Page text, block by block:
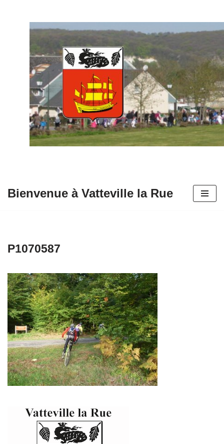
contenu
Bienvenue à Vatteville la Rue
P1070587